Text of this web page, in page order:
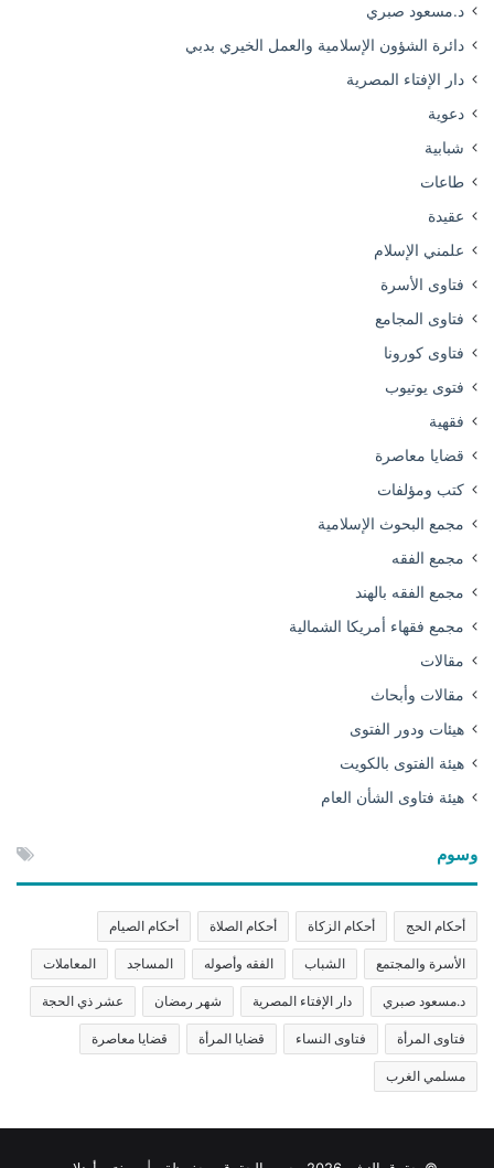
د.مسعود صبري
دائرة الشؤون الإسلامية والعمل الخيري بدبي
دار الإفتاء المصرية
دعوية
شبابية
طاعات
عقيدة
علمني الإسلام
فتاوى الأسرة
فتاوى المجامع
فتاوى كورونا
فتوى يوتيوب
فقهية
قضايا معاصرة
كتب ومؤلفات
مجمع البحوث الإسلامية
مجمع الفقه
مجمع الفقه بالهند
مجمع فقهاء أمريكا الشمالية
مقالات
مقالات وأبحاث
هيئات ودور الفتوى
هيئة الفتوى بالكويت
هيئة فتاوى الشأن العام
وسوم
أحكام الحج أحكام الزكاة أحكام الصلاة أحكام الصيام
الأسرة والمجتمع الشباب الفقه وأصوله المساجد المعاملات
د.مسعود صبري دار الإفتاء المصرية شهر رمضان عشر ذي الحجة
فتاوى المرأة فتاوى النساء قضايا المرأة قضايا معاصرة
مسلمي الغرب